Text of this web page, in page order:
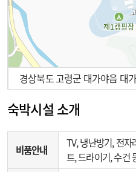
100m
경상북도 고령군 대가야읍 대
숙박시설 소개
비품안내
TV, 냉난방기, 전
트, 드라이기, 수건